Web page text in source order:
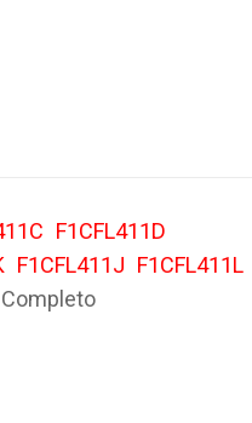
F1CFL411D
F1CFL411J F1CFL411L